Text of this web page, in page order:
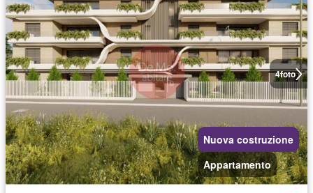
4foto
Nuova costruzione
Appartamento